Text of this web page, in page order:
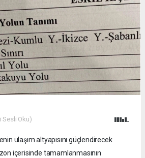
Sesli Oku)
ulaşım altyapısını güçlendirecek
içerisinde tamamlanmasının